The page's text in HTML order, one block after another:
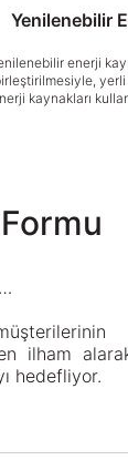
Yenilenebilir
enerji
kaynakları
ilham
hedefliyor.